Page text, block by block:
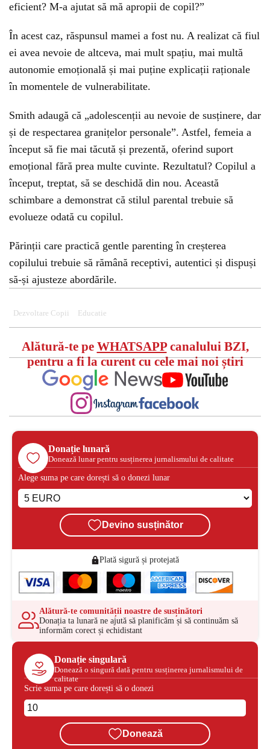
eficient? M-a ajutat să mă apropii de copil?”
În acest caz, răspunsul mamei a fost nu. A realizat că fiul
ei avea nevoie de altceva, mai mult spațiu, mai multă
autonomie emoțională și mai puține explicații raționale
în momentele de vulnerabilitate.
Smith adaugă că „adolescenții au nevoie de susținere, dar
și de respectarea granițelor personale”. Astfel, femeia a
început să fie mai tăcută și prezentă, oferind suport
emoțional fără prea multe cuvinte. Rezultatul? Copilul a
început, treptat, să se deschidă din nou. Această
schimbare a demonstrat că stilul parental trebuie să
evolueze odată cu copilul.
Părinții care practică gentle parenting în creșterea
copilului trebuie să rămână receptivi, autentici și dispuși
să-și ajusteze abordările.
Dezvoltare Copii Educatie
Alătură-te pe WHATSAPPcanalului BZI,
pentru a fi la curent cu cele mai noi știri
Donație lunară
Donează lunar pentru susținerea jurnalismului de calitate
Alege suma pe care dorești să o donezi lunar
Devino susținător
Plată sigură și protejată
Alătură-te comunității noastre de susținători
Donația ta lunară ne ajută să planificăm și să continuăm să
informăm corect și echidistant
Donație singulară
Donează o singură dată pentru susținerea jurnalismului de
calitate
Scrie suma pe care dorești să o donezi
Donează